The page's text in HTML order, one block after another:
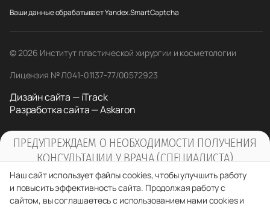
Ваши данные обрабатывает Yandex.SmartCaptcha
© 2026 Институт пластической хирургии и косметологии
Лицензия № Л041-01137-77/00572923
Дизайн сайта — iTrack
Разработка сайта — Askaron
ПРЕДУПРЕЖДАЕМ О НЕОБХОДИМОСТИ ПОЛУЧЕНИЯ
КОНСУЛЬТАЦИИ У ВРАЧА (СПЕЦИАЛИСТА)
ПО ОКАЗЫВАЕМЫМ УСЛУГАМ И
ПРОТИВОПОКАЗАНИЯМ
Наш сайт использует файлы cookies, чтобы улучшить работу
и повысить эффективность сайта. Продолжая работу с
сайтом, вы соглашаетесь с использованием нами cookies и